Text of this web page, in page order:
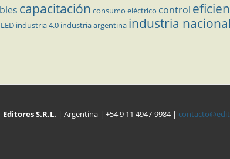
capacitación consumo eléctrico control
industria 4.0 industria argentina industria nacional
Editores S.R.L. | Argentina | +54 9 11 4947-9984 |